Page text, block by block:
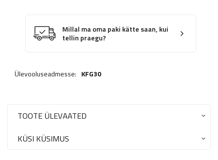
Millal ma oma paki kätte saan, kui
tellin praegu?
Ülevooluseadmesse: KFG30
TOOTE ÜLEVAATED
KÜSI KÜSIMUS